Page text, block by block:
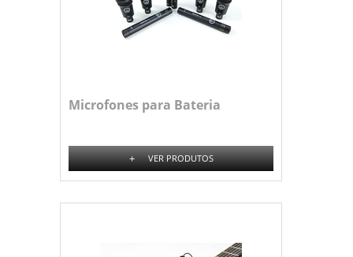
Microfones para Bateria
+ VER PRODUTOS